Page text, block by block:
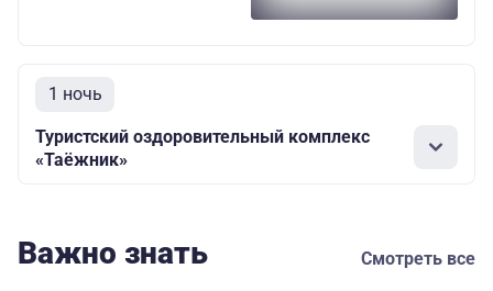
1 ночь
Туристский оздоровительный комплекс
«Таёжник»
Важно знать Смотреть все